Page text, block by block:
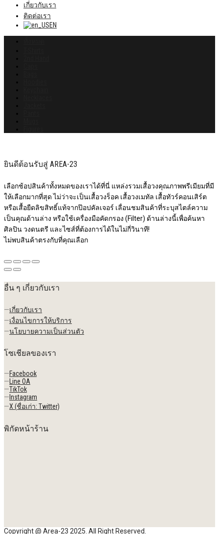
เกี่ยวกับเรา
ติดต่อเรา
EN
ยินดีต้อนรับสู่ AREA-23
เลือกช้อปสินค้าทั้งหมดของเราได้ที่นี่ แหล่งรวมเสื้อวงคุณภาพพรีเมียมที่มี
ให้เลือกมากที่สุด ไม่ว่าจะเป็นเสื้อวงร็อค เสื้อวงเมทัล เสื้อทัวร์คอนเสิร์ต
หรือเสื้อยืดลิขสิทธิ์แท้จากป๊อปคัลเจอร์ เลื่อนชมสินค้าที่ระบุสไตล์ความ
เป็นคุณด้านล่าง หรือใช้เครื่องมือคัดกรอง (Filter) ด้านล่างนี้เพื่อค้นหา
ศิลปิน วงดนตรี และไซส์ที่ต้องการได้ในไม่กี่วินาที!
ไม่พบสินค้าตรงกับที่คุณเลือก
อื่น ๆ เกี่ยวกับเรา
—เกี่ยวกับเรา
—เงื่อนไขการให้บริการ
—นโยบายความเป็นส่วนตัว
โซเชียลของเรา
—Facebook
—Line OA
—TikTok
— Instagram
—X (ชื่อเก่า: Twitter)
พิกัดหน้าร้าน
Copyright @ Area-23 2025. All Right Reserved.